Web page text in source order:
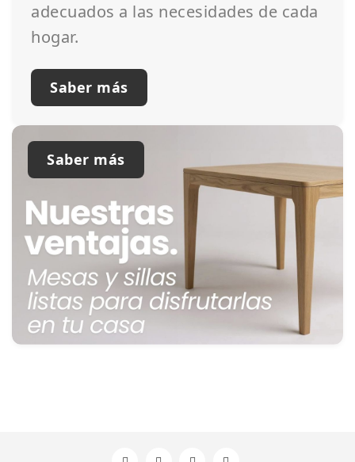
adecuados a las necesidades de cada
hogar.
Saber más
Saber más